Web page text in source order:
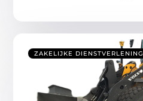
ZAKELIJKE DIENSTVERLENING